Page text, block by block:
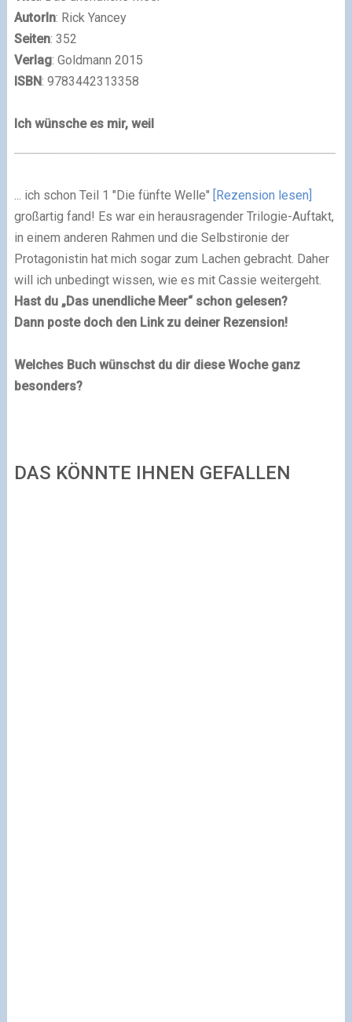
AutorIn: Rick Yancey
Seiten: 352
Verlag: Goldmann 2015
ISBN: 9783442313358
Ich wünsche es mir, weil
... ich schon Teil 1 "Die fünfte Welle"
[Rezension lesen]
großartig fand! Es war ein herausragender Trilogie-Auftakt,
in einem anderen Rahmen und die Selbstironie der
Protagonistin hat mich sogar zum Lachen gebracht. Daher
will ich unbedingt wissen, wie es mit Cassie weitergeht.
Hast du „Das unendliche Meer“ schon gelesen?
Dann poste doch den Link zu deiner Rezension!
Welches Buch wünschst du dir diese Woche ganz
besonders?
DAS KÖNNTE IHNEN GEFALLEN